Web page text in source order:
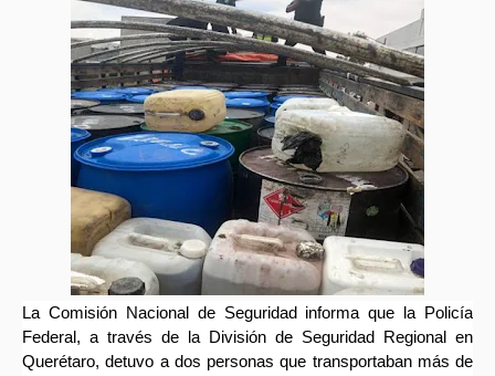
La Comisión Nacional de Seguridad informa que la Policía
Federal, a través de la División de Seguridad Regional en
Querétaro, detuvo a dos personas que transportaban más de